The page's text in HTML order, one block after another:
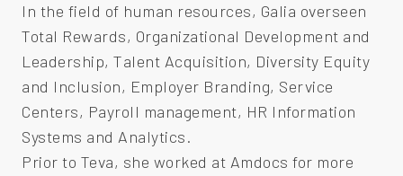
In the field of human resources, Galia overseen
Total Rewards, Organizational Development and
Leadership, Talent Acquisition, Diversity Equity
and Inclusion, Employer Branding, Service
Centers, Payroll management, HR Information
Systems and Analytics.
Prior to Teva, she worked at Amdocs for more